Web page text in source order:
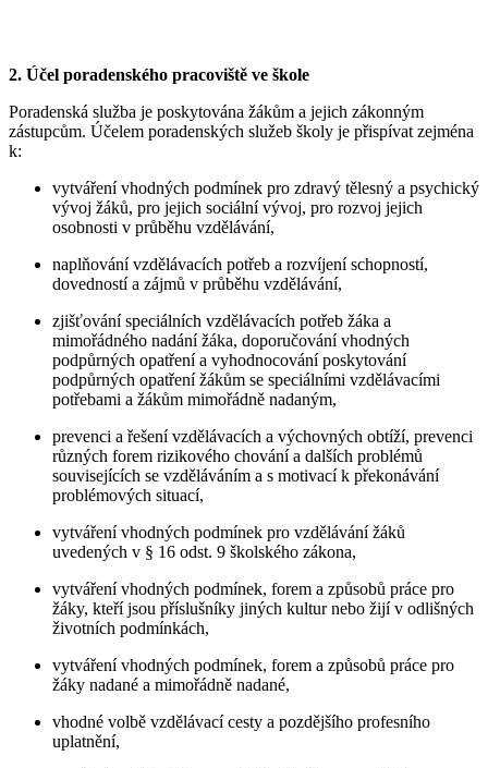
2. Účel poradenského pracoviště ve škole
Poradenská služba je poskytována žákům a jejich zákonným
zástupcům. Účelem poradenských služeb školy je přispívat zejména
k:
vytváření vhodných podmínek pro zdravý tělesný a psychický
vývoj žáků, pro jejich sociální vývoj, pro rozvoj jejich
osobnosti v průběhu vzdělávání,
naplňování vzdělávacích potřeb a rozvíjení schopností,
dovedností a zájmů v průběhu vzdělávání,
zjišťování speciálních vzdělávacích potřeb žáka a
mimořádného nadání žáka, doporučování vhodných
podpůrných opatření a vyhodnocování poskytování
podpůrných opatření žákům se speciálními vzdělávacími
potřebami a žákům mimořádně nadaným,
prevenci a řešení vzdělávacích a výchovných obtíží, prevenci
různých forem rizikového chování a dalších problémů
souvisejících se vzděláváním a s motivací k překonávání
problémových situací,
vytváření vhodných podmínek pro vzdělávání žáků
uvedených v § 16 odst. 9 školského zákona,
vytváření vhodných podmínek, forem a způsobů práce pro
žáky, kteří jsou příslušníky jiných kultur nebo žijí v odlišných
životních podmínkách,
vytváření vhodných podmínek, forem a způsobů práce pro
žáky nadané a mimořádně nadané,
vhodné volbě vzdělávací cesty a pozdějšího profesního
uplatnění,